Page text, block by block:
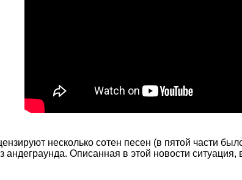
несколько сотен песен (в пятой части
Описанная в этой новости